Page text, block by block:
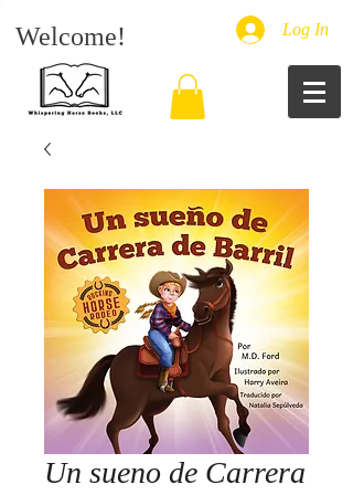
Welcome! Log In
Un sueno de Carrera